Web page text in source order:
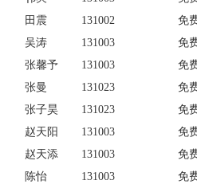
田震 131002
免
吴涛 131003
免
张馨予 131003
免
张曼 131023
免
张子昊 131023
免
赵天阳 131003
免
赵天添 131003
免
陈怡 131003
免